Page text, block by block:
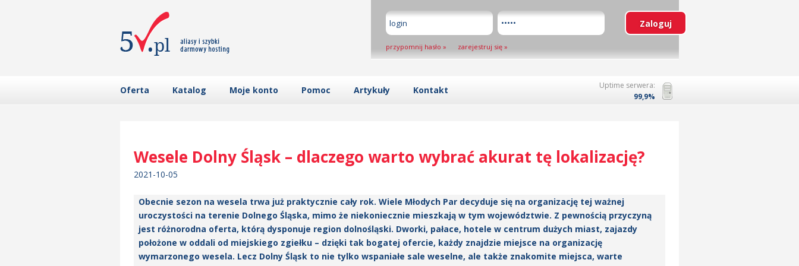
przypomnij hasło » zarejestruj się »
Oferta Katalog Moje konto Pomoc Artykuły Kontakt
Uptime serwera:
99,9%
Wesele Dolny Śląsk – dlaczego warto wybrać akurat tę lokalizację?
2021-10-05
Obecnie sezon na wesela trwa już praktycznie cały rok. Wiele Młodych Par decyduje się na organizację tej ważnej
uroczystości na terenie Dolnego Śląska, mimo że niekoniecznie mieszkają w tym województwie. Z pewnością przyczyną
jest różnorodna oferta, którą dysponuje region dolnośląski. Dworki, pałace, hotele w centrum dużych miast, zajazdy
położone w oddali od miejskiego zgiełku – dzięki tak bogatej ofercie, każdy znajdzie miejsce na organizację
wymarzonego wesela. Lecz Dolny Śląsk to nie tylko wspaniałe sale weselne, ale także znakomite miejsca, warte